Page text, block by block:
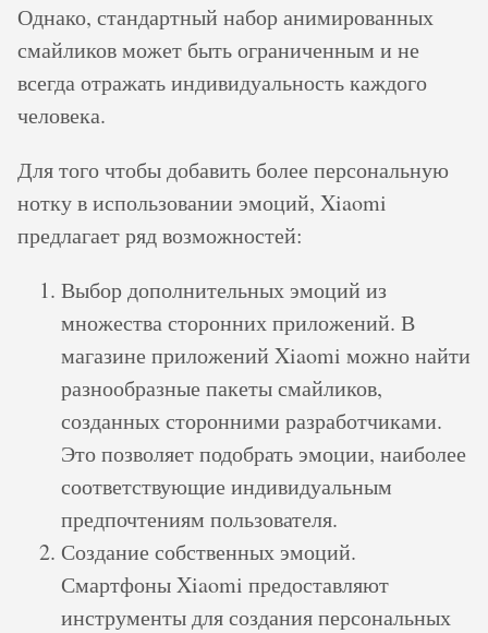
Однако, стандартный набор анимированных
смайликов может быть ограниченным и не
всегда отражать индивидуальность каждого
человека.
Для того чтобы добавить более персональную
нотку в использовании эмоций, Xiaomi
предлагает ряд возможностей:
Выбор дополнительных эмоций из
множества сторонних приложений. В
магазине приложений Xiaomi можно найти
разнообразные пакеты смайликов,
созданных сторонними разработчиками.
Это позволяет подобрать эмоции, наиболее
соответствующие индивидуальным
предпочтениям пользователя.
Создание собственных эмоций.
Смартфоны Xiaomi предоставляют
инструменты для создания персональных